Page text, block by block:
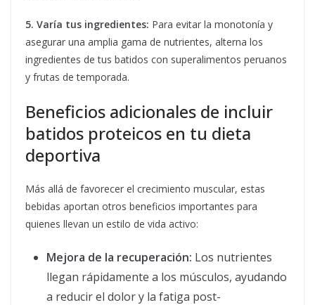
5. Varía tus ingredientes: Para evitar la monotonía y
asegurar una amplia gama de nutrientes, alterna los
ingredientes de tus batidos con superalimentos peruanos
y frutas de temporada.
Beneficios adicionales de incluir
batidos proteicos en tu dieta
deportiva
Más allá de favorecer el crecimiento muscular, estas
bebidas aportan otros beneficios importantes para
quienes llevan un estilo de vida activo:
Mejora de la recuperación: Los nutrientes
llegan rápidamente a los músculos, ayudando
a reducir el dolor y la fatiga post-